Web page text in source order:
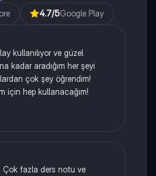
4.7/5Google Play
kullanılıyor ve güzel
kadar aradığım her şeyi
çok şey öğrendim!
için hep kullanacağım!
Çok fazla ders notu ve